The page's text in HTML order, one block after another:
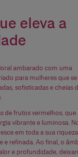
eleva a
ambarado com uma
para mulheres que se
sofisticadas e cheias
de frutos vermelhos, que
vibrante e luminosa.
em toda a sua
e refinada. Ao final, o
e profundidade,